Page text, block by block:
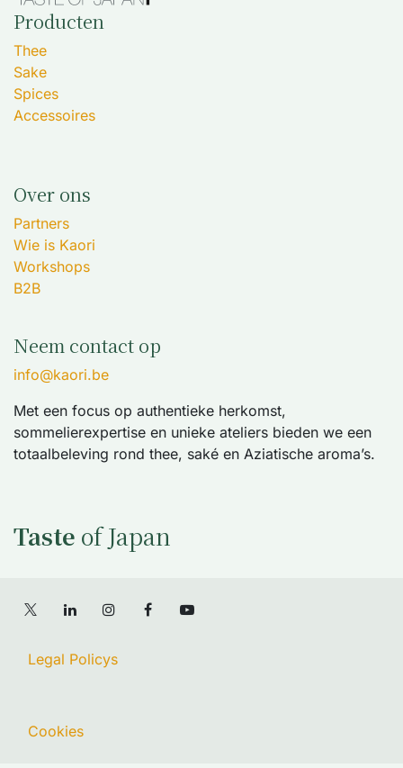
Producten
Thee
Sake
Spices
Accessoires
Over ons
Partners
Wie is Kaori
Workshops
B2B
Neem contact op
info@kaori.be
Met een focus op authentieke herkomst,
sommelierexpertise en unieke ateliers bieden we een
totaalbeleving rond thee, saké en Aziatische aroma’s.
Taste of Japan
Legal Policys
Cookies